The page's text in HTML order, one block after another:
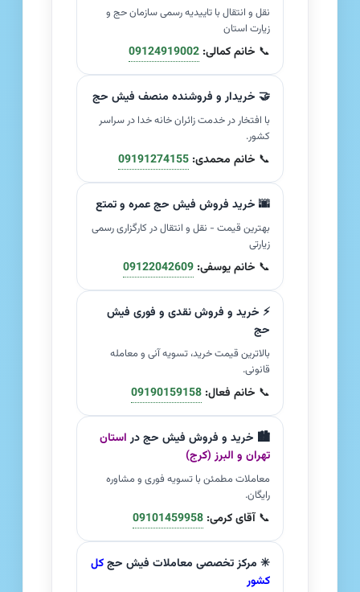
نقل و انتقال با تاییدیه رسمی سازمان حج و
زیارت استان
📞 خانم کمالی: 09124919002
🤝 خریدار و فروشنده منصف فیش حج
با افتخار در خدمت زائران خانه خدا در سراسر
کشور.
📞 خانم محمدی: 09191274155
🌆 خرید فروش فیش حج عمره و تمتع
بهترین قیمت - نقل و انتقال در کارگزاری رسمی
زیارتی
📞 خانم یوسفی: 09122042609
⚡ خرید و فروش نقدی و فوری فیش
حج
بالاترین قیمت خرید، تسویه آنی و معامله
قانونی.
📞 خانم فعال: 09190159158
🏙️ خرید و فروش فیش حج دراستان
تهران و البرز (کرج)
معاملات مطمئن با تسویه فوری و مشاوره
رایگان.
📞آقای کرمی: 09101459958
✳️ مرکز تخصصی معاملات فیش حجکل
کشور